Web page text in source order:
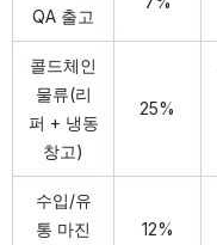
QA 출고
콜드체인
물류(리
퍼 + 냉동
창고)
25%
수입/유
통 마진
12%